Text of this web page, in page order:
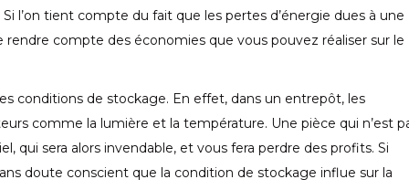
l’on tient compte du fait que les pertes d’énergie dues à une
rendre compte des économies que vous pouvez réaliser sur le
conditions de stockage. En effet, dans un entrepôt, les
comme la lumière et la température. Une pièce qui n’est
qui sera alors invendable, et vous fera perdre des profits. Si
doute conscient que la condition de stockage influe sur la